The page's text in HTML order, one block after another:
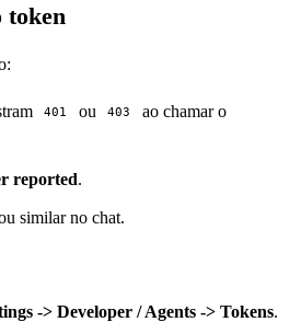
token
401 ou 403
ao chamar o
reported.
similar no chat.
-> Developer / Agents -> Tokens.